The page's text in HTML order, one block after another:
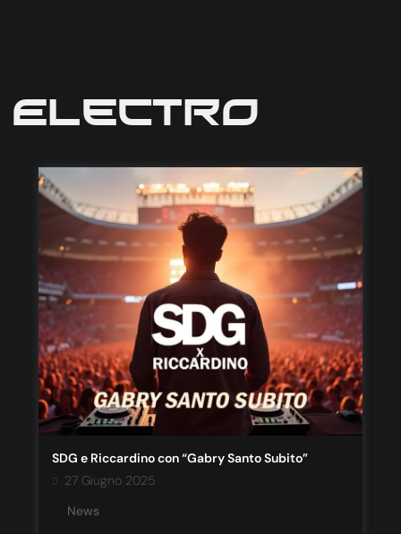
Electro
SDG e Riccardino con “Gabry Santo Subito”
27 Giugno 2025
News